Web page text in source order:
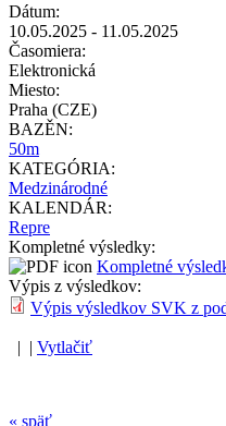
Dátum:
10.05.2025 - 11.05.2025
Časomiera:
Elektronická
Miesto:
Praha (CZE)
BAZĚN:
50m
KATEGÓRIA:
Medzinárodné
KALENDÁR:
Repre
Kompletné výsledky:
Kompletné
Výpis z výsledkov:
Výpis výsledkov SVK z
| | Vytlačiť
« späť